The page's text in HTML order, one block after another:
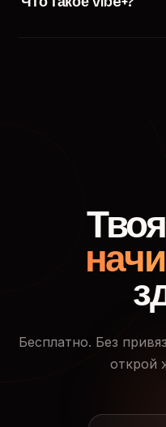
Бесплатно. Без
открой